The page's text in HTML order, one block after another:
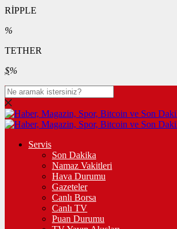
RİPPLE
%
TETHER
$%
Servis
Son Dakika
Namaz Vakitleri
Hava Durumu
Gazeteler
Canlı Borsa
Canlı TV
Puan Durumu